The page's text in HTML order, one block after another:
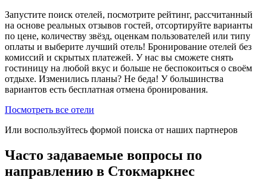
Запустите поиск отелей, посмотрите рейтинг, рассчитанный
на основе реальных отзывов гостей, отсортируйте варианты
по цене, количеству звёзд, оценкам пользователей или типу
оплаты и выберите лучший отель! Бронирование отелей без
комиссий и скрытых платежей. У нас вы сможете снять
гостиницу на любой вкус и больше не беспокоиться о своём
отдыхе. Изменились планы? Не беда! У большинства
вариантов есть бесплатная отмена бронирования.
Посмотреть все отели
Или воспользуйтесь формой поиска от наших партнеров
Часто задаваемые вопросы по
направлению в Стокмаркнес